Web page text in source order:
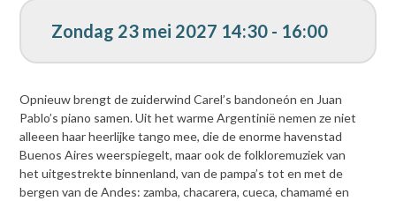
Zondag 23 mei 2027 14:30 - 16:00
Opnieuw brengt de zuiderwind Carel’s bandoneón en Juan
Pablo’s piano samen.Uit het warme Argentinië nemen ze niet
alleeen haar heerlijke tango mee, diede enorme havenstad
Buenos Aires weerspiegelt, maar ook de folkloremuziek van
hetuitgestrekte binnenland, van de pampa’s tot en met de
bergen van de Andes: zamba,chacarera, cueca, chamamé en